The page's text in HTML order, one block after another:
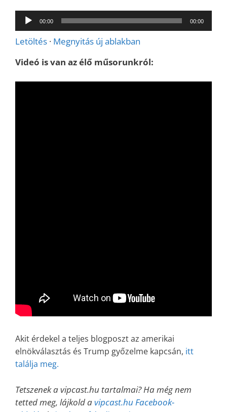
Audió
lejátszó
00:00 00:00
Letöltés · Megnyitás új ablakban
Videó is van az élő műsorunkról:
Akit érdekel a teljes blogposzt az amerikai
elnökválasztás és Trump győzelme kapcsán, itt
találja meg.
Tetszenek a vipcast.hu tartalmai? Ha még nem
tetted meg, lájkold avipcast.hu Facebook-